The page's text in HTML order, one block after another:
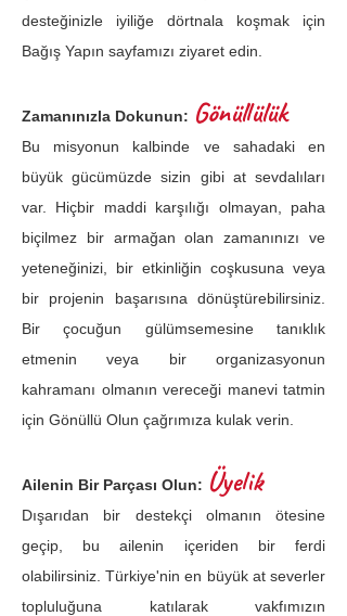
desteğinizle iyiliğe dörtnala koşmak için
Bağış Yapın sayfamızı ziyaret edin.
Zamanınızla Dokunun: Gönüllülük
Bu misyonun kalbinde ve sahadaki en
büyük gücümüzde sizin gibi at sevdalıları
var. Hiçbir maddi karşılığı olmayan, paha
biçilmez bir armağan olan zamanınızı ve
yeteneğinizi, bir etkinliğin coşkusuna veya
bir projenin başarısına dönüştürebilirsiniz.
Bir çocuğun gülümsemesine tanıklık
etmenin veya bir organizasyonun
kahramanı olmanın vereceği manevi tatmin
için Gönüllü Olun çağrımıza kulak verin.
Ailenin Bir Parçası Olun: Üyelik
Dışarıdan bir destekçi olmanın ötesine
geçip, bu ailenin içeriden bir ferdi
olabilirsiniz. Türkiye'nin en büyük at severler
topluluğuna katılarak vakfımızın